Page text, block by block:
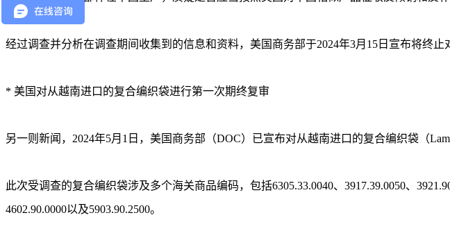
经过调查并分析在调查期间收集到的信息和资料，美国商务部于2024年3月15日宣布将终止
* 美国对从越南进口的复合编织袋进行第一次期终复审
另一则新闻，2024年5月1日，美国商务部（DOC）已宣布对从越南进口的复合编织袋（
此次受调查的复合编织袋涉及多个海关商品编码，包括6305.33.0040、3917.39.0050、
4602.90.0000以及5903.90.2500。